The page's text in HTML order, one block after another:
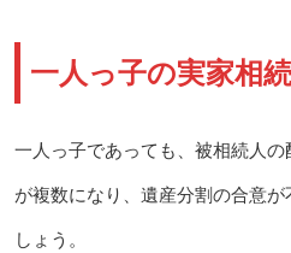
一人っ子の実家相
一人っ子であっても、被相続人
が複数になり、遺産分割の合意
しょう。